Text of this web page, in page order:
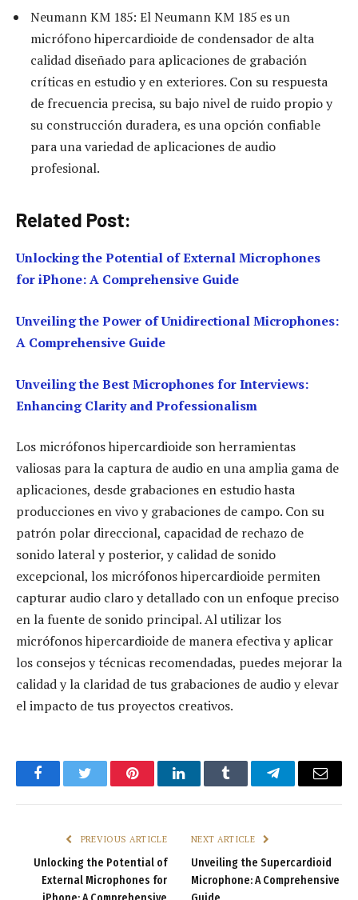
Neumann KM 185: El Neumann KM 185 es un
micrófono hipercardioide de condensador de alta
calidad diseñado para aplicaciones de grabación
críticas en estudio y en exteriores. Con su respuesta
de frecuencia precisa, su bajo nivel de ruido propio y
su construcción duradera, es una opción confiable
para una variedad de aplicaciones de audio
profesional.
Related Post:
Unlocking the Potential of External Microphones
for iPhone: A Comprehensive Guide
Unveiling the Power of Unidirectional Microphones:
A Comprehensive Guide
Unveiling the Best Microphones for Interviews:
Enhancing Clarity and Professionalism
Los micrófonos hipercardioide son herramientas
valiosas para la captura de audio en una amplia gama de
aplicaciones, desde grabaciones en estudio hasta
producciones en vivo y grabaciones de campo. Con su
patrón polar direccional, capacidad de rechazo de
sonido lateral y posterior, y calidad de sonido
excepcional, los micrófonos hipercardioide permiten
capturar audio claro y detallado con un enfoque preciso
en la fuente de sonido principal. Al utilizar los
micrófonos hipercardioide de manera efectiva y aplicar
los consejos y técnicas recomendadas, puedes mejorar la
calidad y la claridad de tus grabaciones de audio y elevar
el impacto de tus proyectos creativos.
FacebookTwitter PinterestLinkedInTumblr TelegramEmail
PREVIOUS ARTICLE
Unlocking the Potential of
External Microphones for
NEXT ARTICLE
Unveiling the Supercardioid
Microphone: A Comprehensive